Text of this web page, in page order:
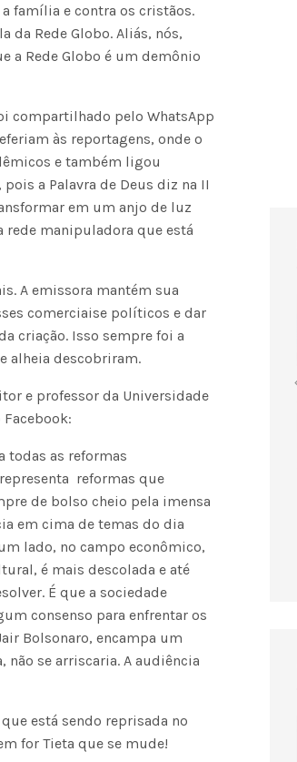
família e contra os cristãos.
da Rede Globo. Aliás, nós,
a Rede Globo é um demônio
compartilhado pelo WhatsApp
às reportagens, onde o
e também ligou
a Palavra de Deus diz na II
em um anjo de luz
rede manipuladora que está
A emissora mantém sua
comerciaise políticos e dar
criação. Isso sempre foi a
alheia descobriram.
e professor da Universidade
todas as reformas
 reformas que
de bolso cheio pela imensa
em cima de temas do dia 
lado, no campo econômico,
é mais descolada e até
É que a sociedade
consenso para enfrentar os
Bolsonaro, encampa um
se arriscaria. A audiência
está sendo reprisada no
for Tieta que se mude!
Fátima Silva lança livro sobre a história
do rádio campinense no próximo dia 10